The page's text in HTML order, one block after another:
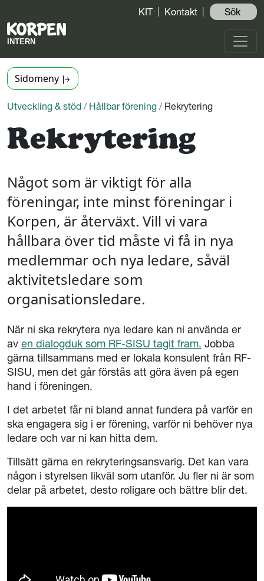
KIT Kontakt Sök ️
Sidomeny
Utveckling & stöd / Hållbar förening / Rekrytering
Rekrytering
Något som är viktigt för alla
föreningar, inte minst föreningar i
Korpen, är återväxt. Vill vi vara
hållbara över tid måste vi få in nya
medlemmar och nya ledare, såväl
aktivitetsledare som
organisationsledare.
När ni ska rekrytera nya ledare kan ni använda er
av en dialogduk som RF-SISU tagit fram. Jobba
gärna tillsammans med er lokala konsulent från RF-
SISU, men det går förstås att göra även på egen
hand i föreningen.
I det arbetet får ni bland annat fundera på varför en
ska engagera sig i er förening, varför ni behöver nya
ledare och var ni kan hitta dem.
Tillsätt gärna en rekryteringsansvarig. Det kan vara
någon i styrelsen likväl som utanför. Ju fler ni är som
delar på arbetet, desto roligare och bättre blir det.